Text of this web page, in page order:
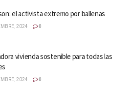
el activista extremo por ballenas
2024 0
vivienda sostenible para todas las
2024 0